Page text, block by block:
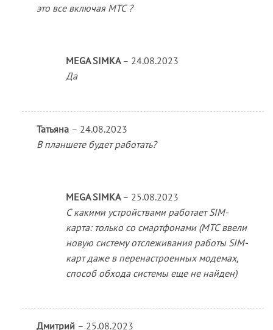
это все включая МТС ?
MEGA SIMKA – 24.08.2023
Да
Татьяна – 24.08.2023
В планшете будет работать?
MEGA SIMKA – 25.08.2023
С какими устройствами работает SIM-
карта: только со смартфонами (МТС ввели
новую систему отслеживания работы SIM-
карт даже в перенастроенных модемах,
способ обхода системы еще не найден)
Дмитрий – 25.08.2023